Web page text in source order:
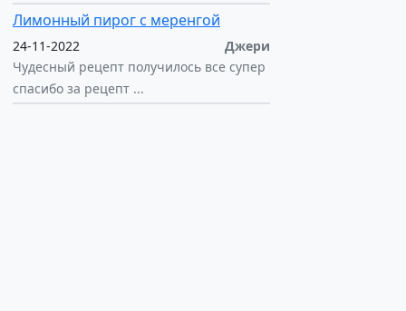
Лимонный пирог с меренгой
24-11-2022
Джери
Чудесный рецепт получилось все супер
спасибо за рецепт ...